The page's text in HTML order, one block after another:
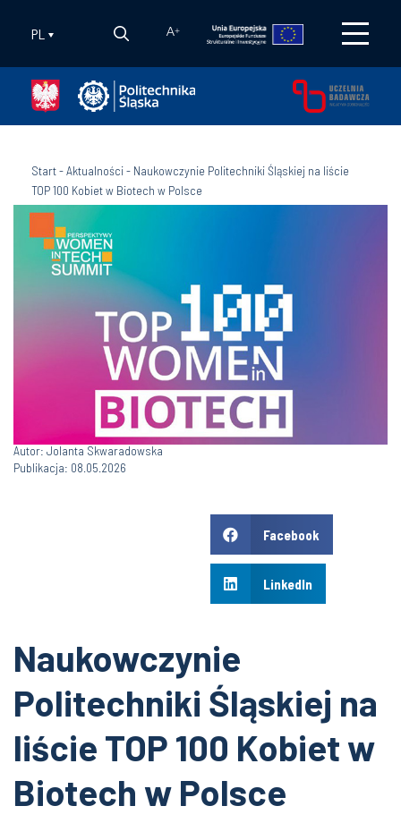
PL A+
Start-Aktualności- Naukowczynie Politechniki Śląskiej na liście
TOP 100 Kobiet w Biotech w Polsce
Autor: Jolanta Skwaradowska
Publikacja: 08.05.2026
Facebook
LinkedIn
Naukowczynie
Politechniki Śląskiej na
liście TOP 100 Kobiet w
Biotech w Polsce